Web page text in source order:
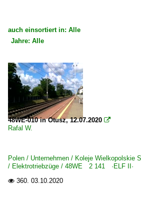
auch einsortiert in: Alle
Polen
Bahnhöfe
Zbaszynek
Koleje Wielkopolskie Sp. z o.o.
Jahre: Alle
Alle Jahre
48WE-010 in Otusz, 12.07.2020 
Rafal W.
Polen / Unternehmen / Koleje Wielkopolskie
/ Elektrotriebzüge / 48WE 2 141 ·ELF II·
 360. 03.10.2020